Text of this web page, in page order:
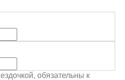
обязательны к